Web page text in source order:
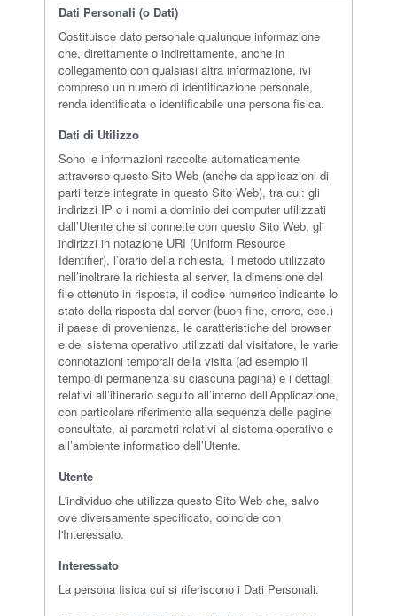
Dati Personali (o Dati)
Costituisce dato personale qualunque informazione
che, direttamente o indirettamente, anche in
collegamento con qualsiasi altra informazione, ivi
compreso un numero di identificazione personale,
renda identificata o identificabile una persona fisica.
Dati di Utilizzo
Sono le informazioni raccolte automaticamente
attraverso questo Sito Web (anche da applicazioni di
parti terze integrate in questo Sito Web), tra cui: gli
indirizzi IP o i nomi a dominio dei computer utilizzati
dall’Utente che si connette con questo Sito Web, gli
indirizzi in notazione URI (Uniform Resource
Identifier), l’orario della richiesta, il metodo utilizzato
nell’inoltrare la richiesta al server, la dimensione del
file ottenuto in risposta, il codice numerico indicante lo
stato della risposta dal server (buon fine, errore, ecc.)
il paese di provenienza, le caratteristiche del browser
e del sistema operativo utilizzati dal visitatore, le varie
connotazioni temporali della visita (ad esempio il
tempo di permanenza su ciascuna pagina) e i dettagli
relativi all’itinerario seguito all’interno dell’Applicazione,
con particolare riferimento alla sequenza delle pagine
consultate, ai parametri relativi al sistema operativo e
all’ambiente informatico dell’Utente.
Utente
L'individuo che utilizza questo Sito Web che, salvo
ove diversamente specificato, coincide con
l'Interessato.
Interessato
La persona fisica cui si riferiscono i Dati Personali.